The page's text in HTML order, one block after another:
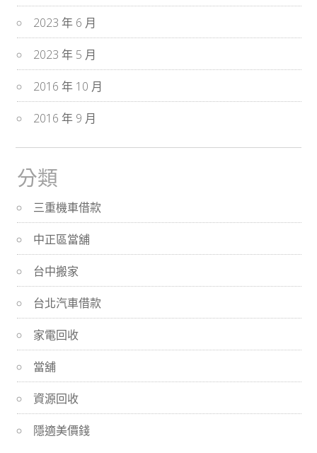
2023 年 6 月
2023 年 5 月
2016 年 10 月
2016 年 9 月
分類
三重機車借款
中正區當舖
台中搬家
台北汽車借款
家電回收
當舖
資源回收
隱適美價錢